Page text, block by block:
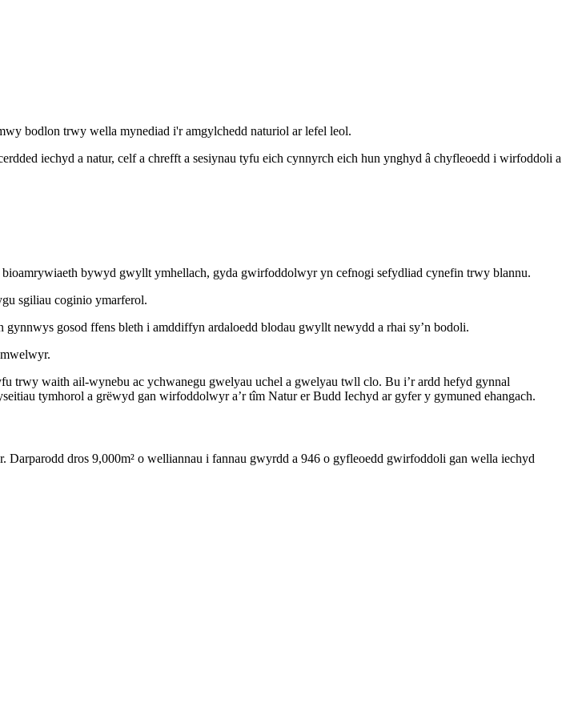
bodlon trwy wella mynediad i'r amgylchedd naturiol ar lefel leol.
iechyd a natur, celf a chrefft a sesiynau tyfu eich cynnyrch eich hun ynghyd â chyfleoedd i wirfoddoli a
bywyd gwyllt ymhellach, gyda gwirfoddolwyr yn cefnogi sefydliad cynefin trwy blannu.
sgiliau coginio ymarferol.
gosod ffens bleth i amddiffyn ardaloedd blodau gwyllt newydd a rhai sy’n bodoli.
trwy waith ail-wynebu ac ychwanegu gwelyau uchel a gwelyau twll clo. Bu i’r ardd hefyd gynnal
tymhorol a grëwyd gan wirfoddolwyr a’r tîm Natur er Budd Iechyd ar gyfer y gymuned ehangach.
dros 9,000m² o welliannau i fannau gwyrdd a 946 o gyfleoedd gwirfoddoli gan wella iechyd